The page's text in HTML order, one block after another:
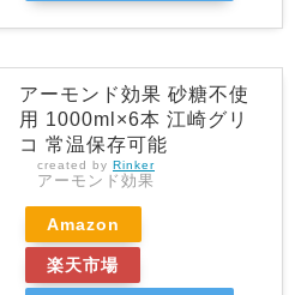
アーモンド効果 砂糖不使
用 1000ml×6本 江崎グリ
コ 常温保存可能
created by Rinker
アーモンド効果
Amazon
楽天市場